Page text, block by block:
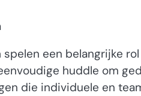
een belangrijke rol
huddle om
die individuele en